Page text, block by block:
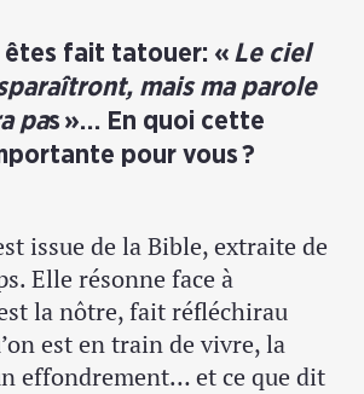
êtes fait tatouer: « Le ciel
mais ma parole
pas »… En quoi cette
pour vous ?
issue de la Bible, extraite de
Elle résonne face à
la nôtre, fait réfléchirau
est en train de vivre, la
effondrement… et ce que dit